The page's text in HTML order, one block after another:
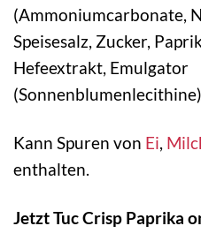
(Ammoniumcarbonate,
Speisesalz, Zucker,
Hefeextrakt, Emulgator
Kann Spuren von Ei,
enthalten.
Jetzt Tuc Crisp Paprika